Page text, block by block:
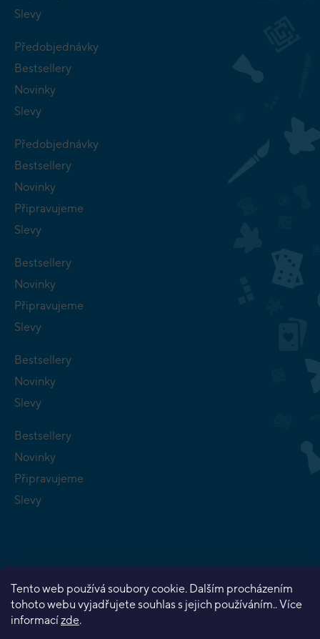
Tento web používá soubory cookie. Dalším procházením
tohoto webu vyjadřujete souhlas s jejich používáním.. Více
informacízde.
Slevy
Předobjednávky
Bestsellery
Novinky
Slevy
Předobjednávky
Bestsellery
Novinky
Připravujeme
Slevy
Bestsellery
Novinky
Připravujeme
Slevy
Bestsellery
Novinky
Slevy
Bestsellery
Novinky
Připravujeme
Slevy
Vytvořil Shoptet Premium
Copyright 2026Planeta her. Všechna práva vyhrazena.